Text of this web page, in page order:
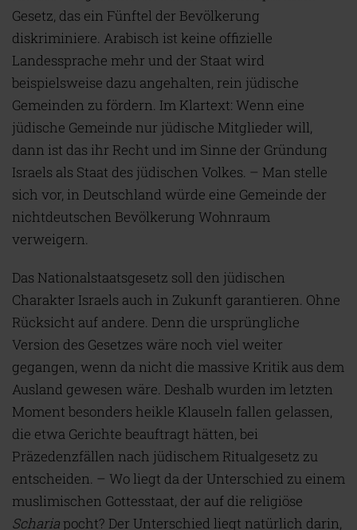
Gesetz, das ein Fünftel der Bevölkerung
diskriminiere. Arabisch ist keine offizielle
Landessprache mehr und der Staat wird
beispielsweise dazu angehalten, rein jüdische
Gemeinden zu fördern. Im Klartext: Wenn eine
jüdische Gemeinde nur jüdische Mitglieder will,
dann ist das ihr Recht und im Sinne der Gründung
Israels als Staat des jüdischen Volkes. – Man stelle
sich vor, in Deutschland würde eine Gemeinde der
nichtdeutschen Bevölkerung Wohnraum
verweigern.
Das Nationalstaatsgesetz soll den jüdischen
Charakter Israels auch in Zukunft garantieren. Ohne
Rücksicht auf andere. Denn die ursprüngliche
Version des Gesetzes wäre noch viel weiter
gegangen, wenn da nicht die massive Kritik aus dem
Ausland gewesen wäre. Deshalb wurden im letzten
Moment besonders heikle Klauseln fallen gelassen,
die etwa Gerichte beauftragt hätten, bei
Präzedenzfällen nach jüdischem Ritualgesetz zu
entscheiden. – Wo liegt da der Unterschied zu einem
muslimischen Gottesstaat, der auf die religiöse
Schariapocht? Der Unterschied liegt natürlich darin,